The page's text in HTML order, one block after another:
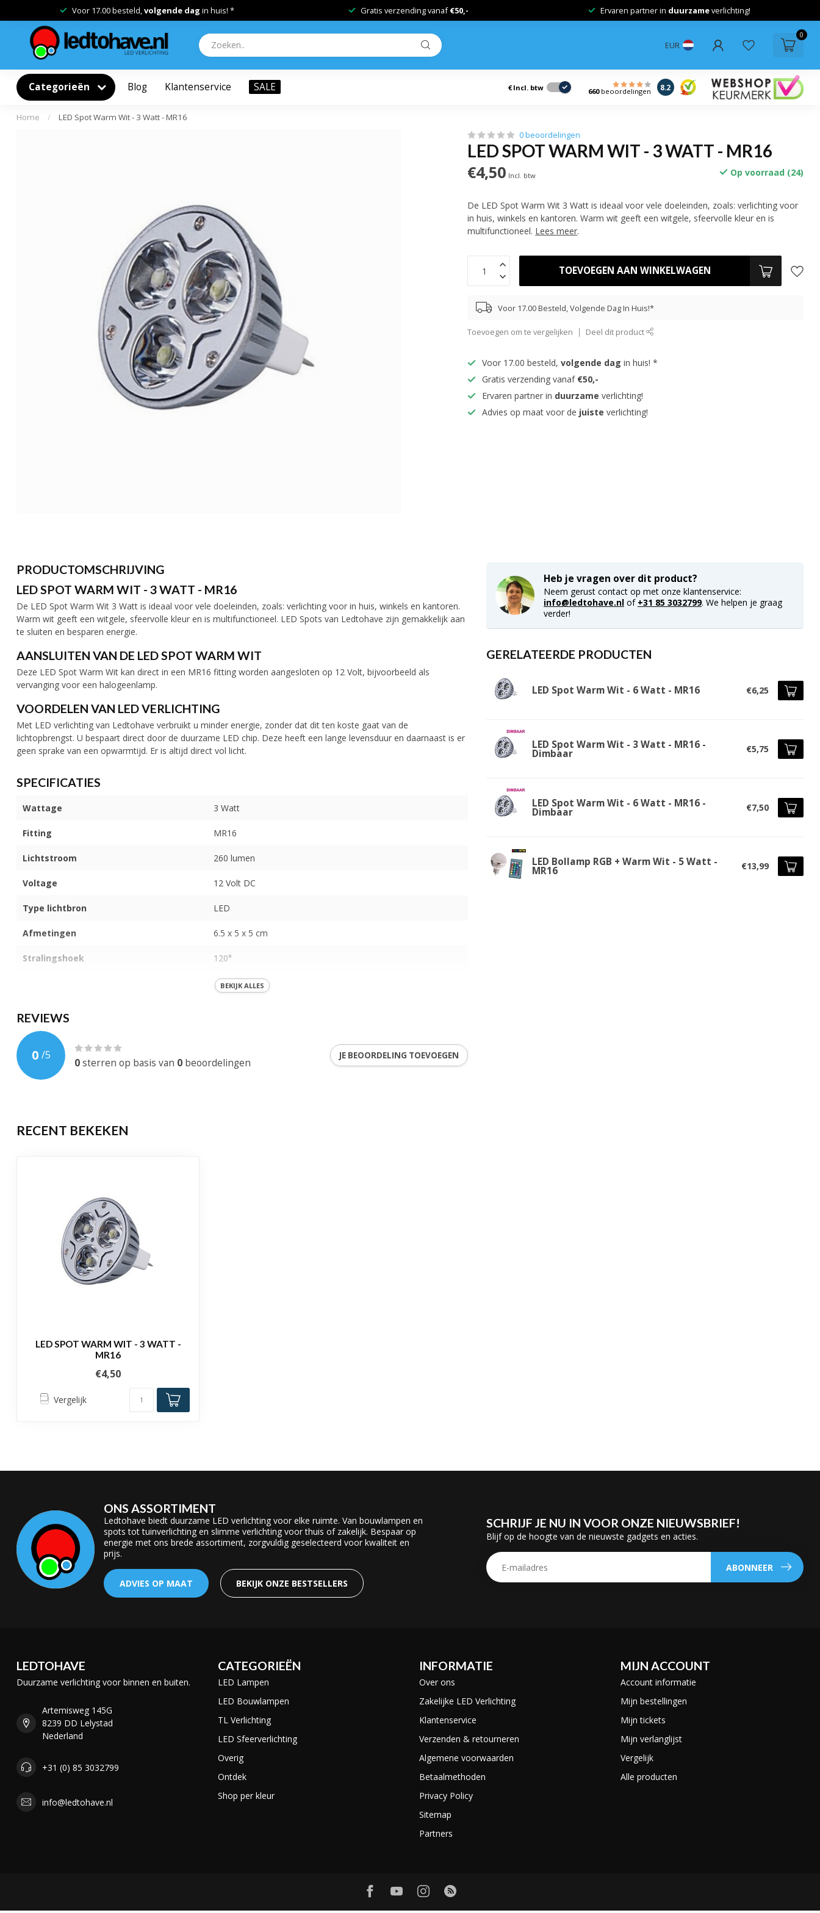
Voor 17.00 besteld,volgende dag in huis! * Gratis verzending vanaf€50,- Ervaren partner in duurzameverlichting!
EUR
0
Categorieën Blog Klantenservice SALE € Incl. btw 660beoordelingen 8.2
Home / LED Spot Warm Wit - 3 Watt - MR16
0 beoordelingen
LED SPOT WARM WIT - 3 WATT - MR16
€4,50 Incl. btw Op voorraad (24)
De LED Spot Warm Wit 3 Watt is ideaal voor vele doeleinden, zoals: verlichting voor
in huis, winkels en kantoren. Warm wit geeft een witgele, sfeervolle kleur en is
multifunctioneel. Lees meer.
TOEVOEGEN AAN WINKELWAGEN
Voor 17.00 Besteld, Volgende Dag In Huis!*
Toevoegen om te vergelijken Deel dit product
Voor 17.00 besteld,volgende dag in huis! *
Gratis verzending vanaf €50,-
Ervaren partner in duurzame verlichting!
Advies op maat voor de juiste verlichting!
PRODUCTOMSCHRIJVING
LED SPOT WARM WIT - 3 WATT - MR16
De LED Spot Warm Wit 3 Watt is ideaal voor vele doeleinden, zoals: verlichting voor in huis, winkels en kantoren.
Warm wit geeft een witgele, sfeervolle kleur en is multifunctioneel. LED Spots van Ledtohave zijn gemakkelijk aan
te sluiten en besparen energie.
AANSLUITEN VAN DE LED SPOT WARM WIT
Deze LED Spot Warm Wit kan direct in een MR16 fitting worden aangesloten op 12 Volt, bijvoorbeeld als
vervanging voor een halogeenlamp.
VOORDELEN VAN LED VERLICHTING
Met LED verlichting van Ledtohave verbruikt u minder energie, zonder dat dit ten koste gaat van de
lichtopbrengst. U bespaart direct door de duurzame LED chip. Deze heeft een lange levensduur en daarnaast is er
geen sprake van een opwarmtijd. Er is altijd direct vol licht.
SPECIFICATIES
Wattage 3 Watt
Fitting MR16
Lichtstroom 260 lumen
Voltage 12 Volt DC
Type lichtbron LED
Afmetingen 6.5 x 5 x 5 cm
Stralingshoek 120°
IP 40
Behuizing
Dimbaar
EAN-code
Garantie
BEKIJK ALLES
REVIEWS
0 /5
0sterren op basis van 0 beoordelingen
JE BEOORDELING TOEVOEGEN
Heb je vragen over dit product?
Neem gerust contact op met onze klantenservice:
info@ledtohave.nl of +31 85 3032799. We helpen je graag
verder!
GERELATEERDE PRODUCTEN
LED Spot Warm Wit - 6 Watt - MR16 €6,25
LED Spot Warm Wit - 3 Watt - MR16 -
Dimbaar €5,75
LED Spot Warm Wit - 6 Watt - MR16 -
Dimbaar €7,50
LED Bollamp RGB + Warm Wit - 5 Watt -
MR16 €13,99
RECENT BEKEKEN
LED SPOT WARM WIT - 3 WATT -
MR16
€4,50
Vergelijk
ONS ASSORTIMENT
Ledtohave biedt duurzame LED verlichting voor elke ruimte. Van bouwlampen en
spots tot tuinverlichting en slimme verlichting voor thuis of zakelijk. Bespaar op
energie met ons brede assortiment, zorgvuldig geselecteerd voor kwaliteit en
prijs.
ADVIES OP MAAT BEKIJK ONZE BESTSELLERS
SCHRIJF JE NU IN VOOR ONZE NIEUWSBRIEF!
Blijf op de hoogte van de nieuwste gadgets en acties.
ABONNEER
LEDTOHAVE
Duurzame verlichting voor binnen en buiten.
Artemisweg 145G
8239 DD Lelystad
Nederland
+31 (0) 85 3032799
info@ledtohave.nl
CATEGORIEËN
LED Lampen
LED Bouwlampen
TL Verlichting
LED Sfeerverlichting
Overig
Ontdek
Shop per kleur
INFORMATIE
Over ons
Zakelijke LED Verlichting
Klantenservice
Verzenden & retourneren
Algemene voorwaarden
Betaalmethoden
Privacy Policy
Sitemap
Partners
MIJN ACCOUNT
Account informatie
Mijn bestellingen
Mijn tickets
Mijn verlanglijst
Vergelijk
Alle producten